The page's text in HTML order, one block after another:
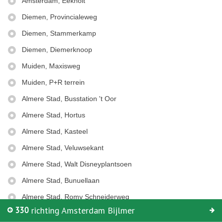
Diemen, Provincialeweg
Diemen, Stammerkamp
Diemen, Diemerknoop
Muiden, Maxisweg
Muiden, P+R terrein
Almere Stad, Busstation 't Oor
Almere Stad, Hortus
Almere Stad, Kasteel
Almere Stad, Veluwsekant
Almere Stad, Walt Disneyplantsoen
Almere Stad, Bunuellaan
Almere Stad, Romy Schneiderweg
Almere Stad, Greta Garboplantsoen
330 richting Amsterdam Bijlmer